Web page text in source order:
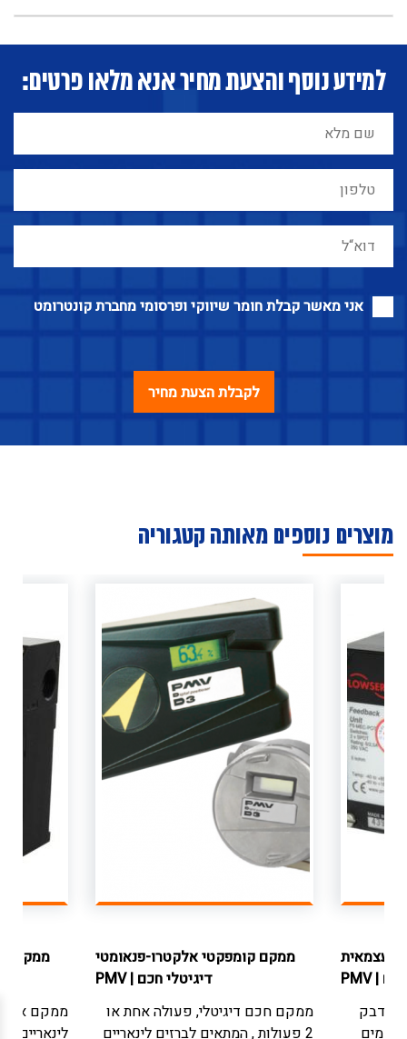
למידע נוסף והצעת מחיר אנא מלאו פרטים:
אני מאשר קבלת חומר שיווקי ופרסומי מחברת קונטרומט
מוצרים נוספים מאותה קטגוריה
עצמאית
|
PMV
פידבק
ממקם קומפקטי אלקטרו-פנאומטי
דיגיטלי חכם |
PMV
ממקם חכם דיגיטלי, פעולה אחת או
2 פעולות , המתאים לברזים לינאריים
ממקם
ממקם
לינאריים